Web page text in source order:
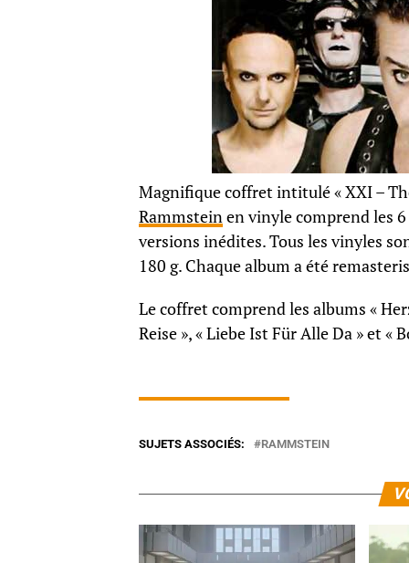
Magnifique coffret intitulé « XXI –
Rammsteinen vinyle comprend les
versions inédites. Tous les vinyles
180 g. Chaque album a été
Le coffret comprend les albums «
Reise », « Liebe Ist Für Alle Da » et «
SUJETS ASSOCIÉS: RAMMSTEIN